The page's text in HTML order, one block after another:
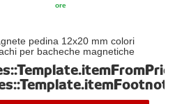
ore
pedina 12x20 mm colori
per bacheche magnetiche